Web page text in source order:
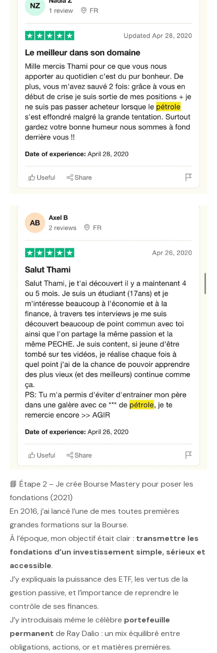
📘 Étape 2 – Je crée Bourse Masterypour poser les
fondations (2021)
En 2016, j’ai lancé l’une de mes toutes premières
grandes formations sur la Bourse.
À l’époque, mon objectif était clair : transmettre les
fondations d’un investissement simple, sérieux et
accessible.
J’y expliquais la puissance des ETF, les vertus de la
gestion passive, et l’importance de reprendre le
contrôle de ses finances.
J’y introduisais même le célèbre portefeuille
permanent de Ray Dalio : un mix équilibré entre
obligations, actions, or et matières premières.